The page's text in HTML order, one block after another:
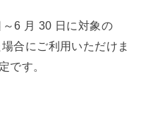
6 月 30 日に対象の
合にご利用いただけま
です。